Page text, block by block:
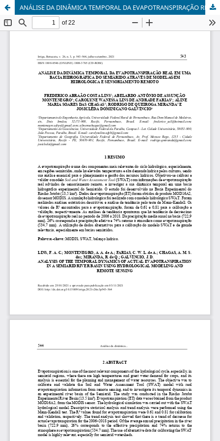
ANÁLISE DA DINÂMICA TEMPORAL DA EVAPOTRANSPIRAÇÃO REAL EM UMA BACIA HIDROGRÁFICA DO SEMIÁRIDO ATRAVÉS DE MODELAGEM HIDROLÓGICA E SENSORIAMENTO REMOTO